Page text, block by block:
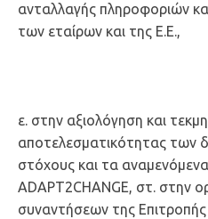
ανταλλαγής πληροφοριών
των εταίρων και της Ε.Ε.,
ε. στην αξιολόγηση και
αποτελεσματικότητας των
στόχους και τα
ADAPT2CHANGE, στ. στην
συναντήσεων της